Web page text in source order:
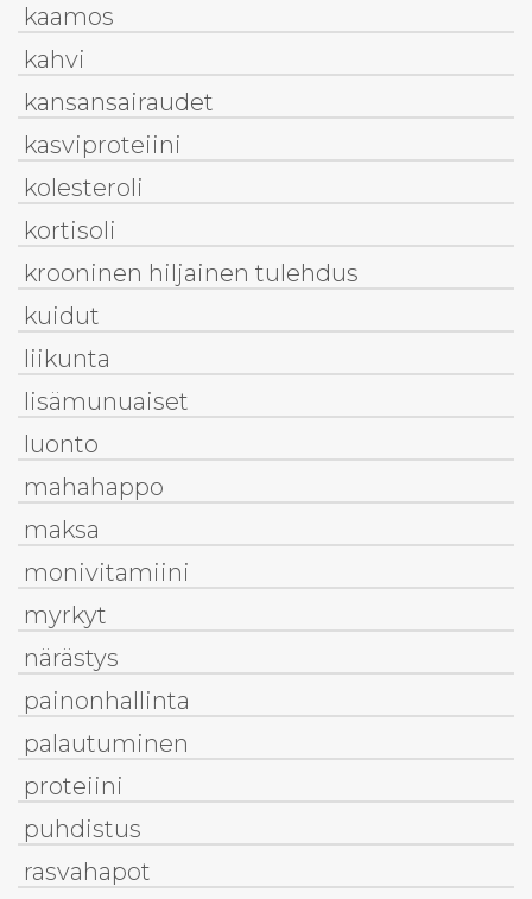
kaamos
kahvi
kansansairaudet
kasviproteiini
kolesteroli
kortisoli
krooninen hiljainen tulehdus
kuidut
liikunta
lisämunuaiset
luonto
mahahappo
maksa
monivitamiini
myrkyt
närästys
painonhallinta
palautuminen
proteiini
puhdistus
rasvahapot